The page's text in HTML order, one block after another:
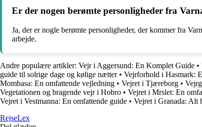
Er der nogen berømte personligheder fra
Ja, der er nogle berømte personligheder, der kommer fra
arbejde.
Andre populære artikler: Vejr i Aggersund: En Komplet Guide •
guide til solrige dage og kølige nætter• Vejrforhold i Hasmark:
Mombasa: En omfattende vejledning • Vejret i Tjæreborg •
Vegetationen og bragende vejr i Hobro • Vejret i Mrslet: En
Vejret i Vestmanna: En omfattende guide • Vejret i Granada: Alt
RejseLex